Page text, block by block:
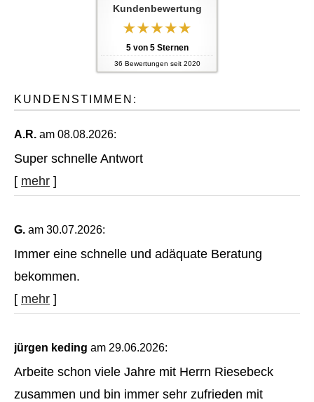
Kundenbewertung
5von 5Sternen
36 Bewertungen seit 2020
KUNDENSTIMMEN:
A.R. am 08.08.2026:
Super schnelle Antwort
[ mehr ]
G. am 30.07.2026:
Immer eine schnelle und adäquate Beratung
bekommen.
[ mehr ]
jürgen keding am 29.06.2026:
Arbeite schon viele Jahre mit Herrn Riesebeck
zusammen und bin immer sehr zufrieden mit